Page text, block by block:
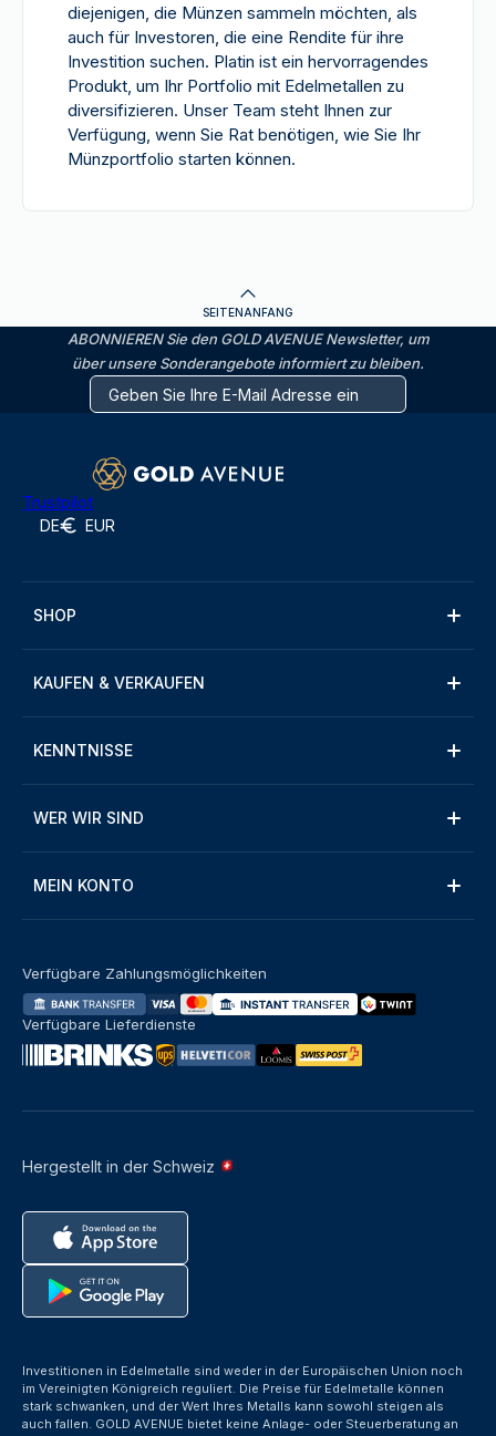
diejenigen, die Münzen sammeln möchten, als
auch für Investoren, die eine Rendite für ihre
Investition suchen. Platin ist ein hervorragendes
Produkt, um Ihr Portfolio mit Edelmetallen zu
diversifizieren. Unser Team steht Ihnen zur
Verfügung, wenn Sie Rat benötigen, wie Sie Ihr
Münzportfolio starten können.
SEITENANFANG
ABONNIEREN Sie den GOLD AVENUE Newsletter, um
über unsere Sonderangebote informiert zu bleiben.
Trustpilot
DE EUR
SHOP
KAUFEN & VERKAUFEN
KENNTNISSE
WER WIR SIND
MEIN KONTO
Hergestellt in der Schweiz
Verfügbare Zahlungsmöglichkeiten
Verfügbare Lieferdienste
Investitionen in Edelmetalle sind weder in der Europäischen Union noch
im Vereinigten Königreich reguliert. Die Preise für Edelmetalle können
stark schwanken, und der Wert Ihres Metalls kann sowohl steigen als
auch fallen. GOLD AVENUE bietet keine Anlage- oder Steuerberatung an